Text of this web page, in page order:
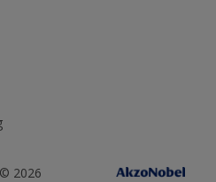
2026